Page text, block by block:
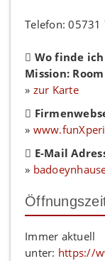
Telefon: 05731
Wo finde
Mission: Room
» zur Karte
»
E-Mail
»
Immer aktuell
unter: https://